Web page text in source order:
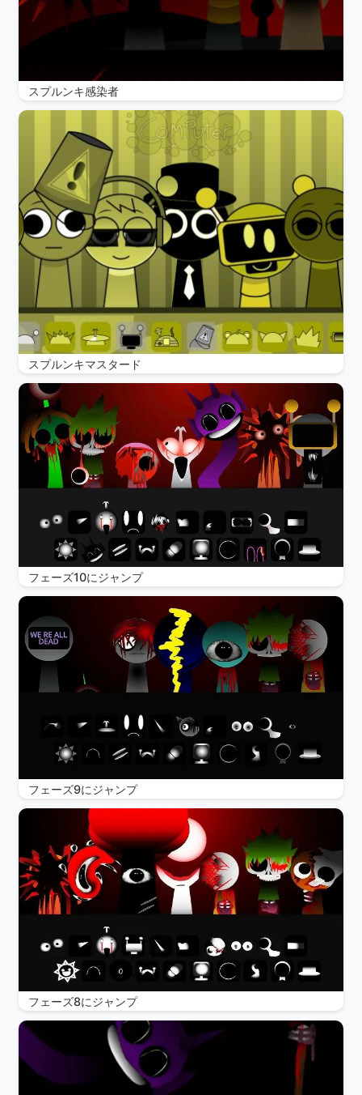
スプルンキ感染者
スプルンキマスタード
フェーズ10にジャンプ
フェーズ9にジャンプ
フェーズ8にジャンプ